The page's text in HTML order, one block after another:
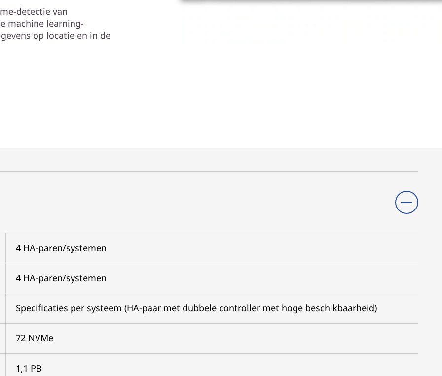
detectie van
machine learning-
op locatie en in de
4 HA-paren/systemen
4 HA-paren/systemen
Specificaties per systeem (HA-paar met dubbele controller met hoge beschikbaarheid)
72 NVMe
1,1 PB